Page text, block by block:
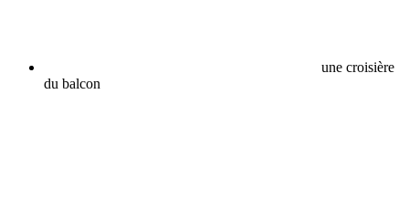
une croisière
du balcon